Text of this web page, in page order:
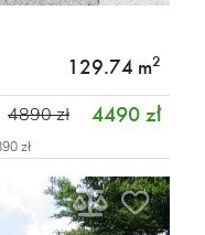
129.74 m2
4490 zł
4890 zł
zł